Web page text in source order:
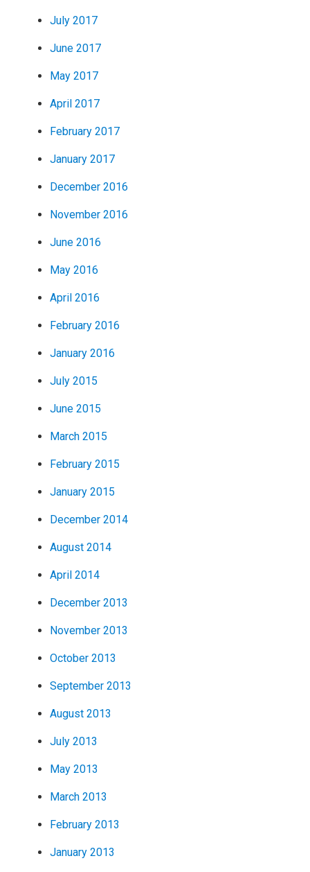
July 2017
June 2017
May 2017
April 2017
February 2017
January 2017
December 2016
November 2016
June 2016
May 2016
April 2016
February 2016
January 2016
July 2015
June 2015
March 2015
February 2015
January 2015
December 2014
August 2014
April 2014
December 2013
November 2013
October 2013
September 2013
August 2013
July 2013
May 2013
March 2013
February 2013
January 2013